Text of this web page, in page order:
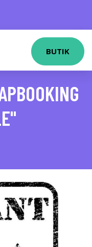
BUTIK